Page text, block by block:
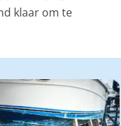
klaar om te